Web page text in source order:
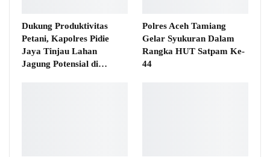
Dukung Produktivitas
Petani, Kapolres Pidie
Jaya Tinjau Lahan
Jagung Potensial di…
Polres Aceh Tamiang
Gelar Syukuran Dalam
Rangka HUT Satpam Ke-
44